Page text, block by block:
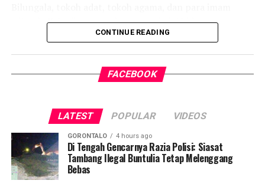
wilayah. Kehadiran mereka menambah khidmat suasana
kegiatan yang sarat makna kebersamaan.
Suleman, S.Pd.Gr, dalam sambutannya menyampaikan
hubungan antara pemuda, pemerintah, dan masyarakat.
Menurutnya, Karang Taruna memiliki peran penting
sebagai wadah pembinaan sosial bagi generasi muda
agar terus berkontribusi aktif dalam pembangunan desa.
CONTINUE READING
FACEBOOK
LATEST POPULAR VIDEOS
GORONTALO 4 hours ago
Di Tengah Gencarnya Razia Polisi: Siasat
Tambang Ilegal Buntulia Tetap Melenggang
Bebas